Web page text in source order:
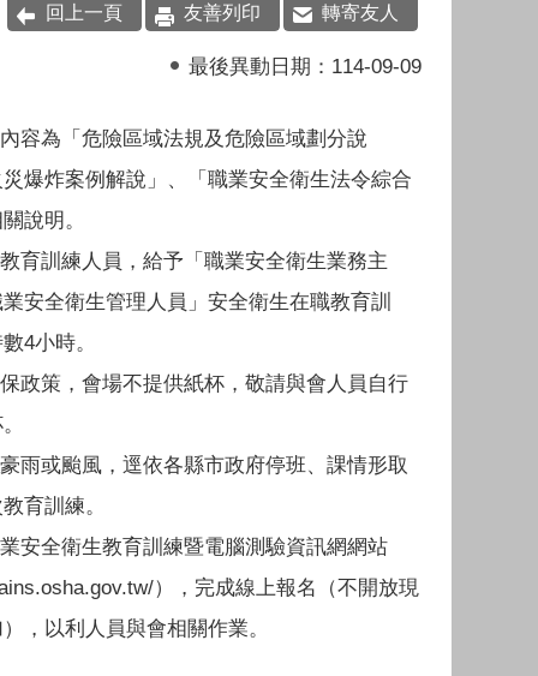
回上一頁 友善列印 轉寄友人
最後異動日期： 114-09-09
容為「危險區域法規及危險區域劃分說
爆炸案例解說」、「職業安全衛生法令綜合
說明。
育訓練人員，給予「職業安全衛生業務主
安全衛生管理人員」安全衛生在職教育訓
4小時。
政策，會場不提供紙杯，敬請與會人員自行
雨或颱風，逕依各縣市政府停班、課情形取
育訓練。
安全衛生教育訓練暨電腦測驗資訊網網站
），完成線上報名（不開放現
，以利人員與會相關作業。